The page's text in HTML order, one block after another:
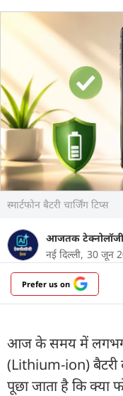
स्मार्टफोन बैटरी चार्जिंग टिप्स
आजतक
नई दिल्ली, 30 जून
Prefer us on
आज के समय में लगभग
(Lithium-ion) बैटरी
पूछा जाता है कि क्या